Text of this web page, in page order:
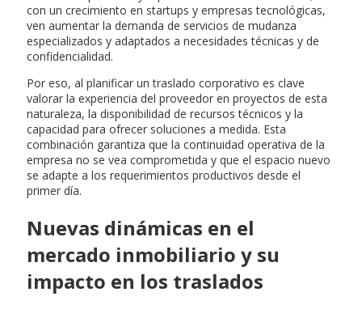
con un crecimiento en startups y empresas tecnológicas,
ven aumentar la demanda de servicios de mudanza
especializados y adaptados a necesidades técnicas y de
confidencialidad.
Por eso, al planificar un traslado corporativo es clave
valorar la experiencia del proveedor en proyectos de esta
naturaleza, la disponibilidad de recursos técnicos y la
capacidad para ofrecer soluciones a medida. Esta
combinación garantiza que la continuidad operativa de la
empresa no se vea comprometida y que el espacio nuevo
se adapte a los requerimientos productivos desde el
primer día.
Nuevas dinámicas en el
mercado inmobiliario y su
impacto en los traslados